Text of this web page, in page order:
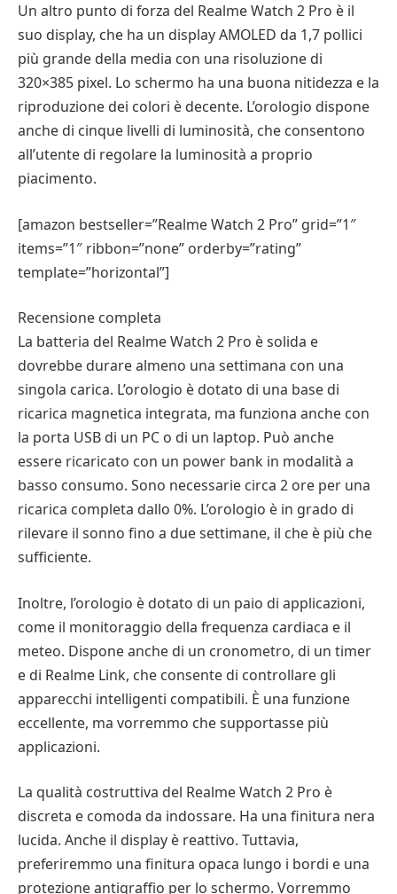
Un altro punto di forza del Realme Watch 2 Pro è il
suo display, che ha un display AMOLED da 1,7 pollici
più grande della media con una risoluzione di
320×385 pixel. Lo schermo ha una buona nitidezza e la
riproduzione dei colori è decente. L’orologio dispone
anche di cinque livelli di luminosità, che consentono
all’utente di regolare la luminosità a proprio
piacimento.
[amazon bestseller=”Realme Watch 2 Pro” grid=”1″
items=”1″ ribbon=”none” orderby=”rating”
template=”horizontal”]
Recensione completa
La batteria del Realme Watch 2 Pro è solida e
dovrebbe durare almeno una settimana con una
singola carica. L’orologio è dotato di una base di
ricarica magnetica integrata, ma funziona anche con
la porta USB di un PC o di un laptop. Può anche
essere ricaricato con un power bank in modalità a
basso consumo. Sono necessarie circa 2 ore per una
ricarica completa dallo 0%. L’orologio è in grado di
rilevare il sonno fino a due settimane, il che è più che
sufficiente.
Inoltre, l’orologio è dotato di un paio di applicazioni,
come il monitoraggio della frequenza cardiaca e il
meteo. Dispone anche di un cronometro, di un timer
e di Realme Link, che consente di controllare gli
apparecchi intelligenti compatibili. È una funzione
eccellente, ma vorremmo che supportasse più
applicazioni.
La qualità costruttiva del Realme Watch 2 Pro è
discreta e comoda da indossare. Ha una finitura nera
lucida. Anche il display è reattivo. Tuttavia,
preferiremmo una finitura opaca lungo i bordi e una
protezione antigraffio per lo schermo. Vorremmo